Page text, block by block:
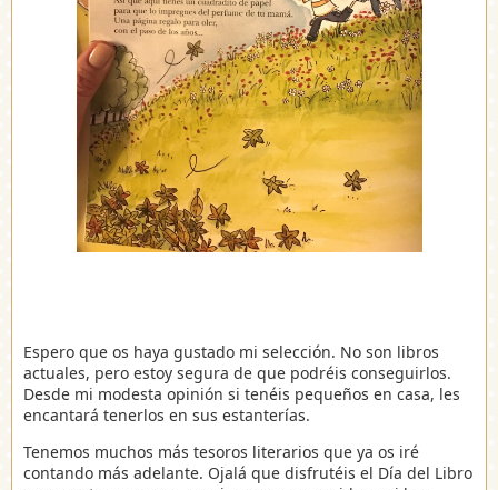
Espero que os haya gustado mi selección. No son libros
actuales, pero estoy segura de que podréis conseguirlos.
Desde mi modesta opinión si tenéis pequeños en casa, les
encantará tenerlos en sus estanterías.
Tenemos muchos más tesoros literarios que ya os iré
contando más adelante. Ojalá que disfrutéis el Día del Libro